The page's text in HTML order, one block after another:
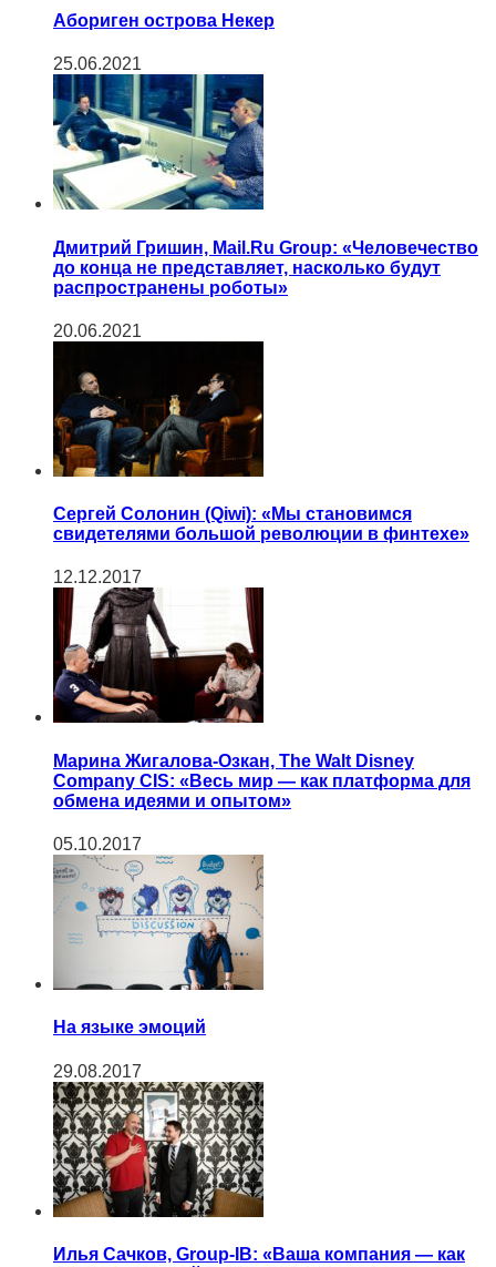
Абориген острова Некер
25.06.2021
Дмитрий Гришин, Mail.Ru Group: «Человечество
до конца не представляет, насколько будут
распространены роботы»
20.06.2021
Сергей Солонин (Qiwi): «Мы становимся
свидетелями большой революции в финтехе»
12.12.2017
Марина Жигалова-Озкан, The Walt Disney
Company CIS: «Весь мир — как платформа для
обмена идеями и опытом»
05.10.2017
На языке эмоций
29.08.2017
Илья Сачков, Group-IB: «Ваша компания — как